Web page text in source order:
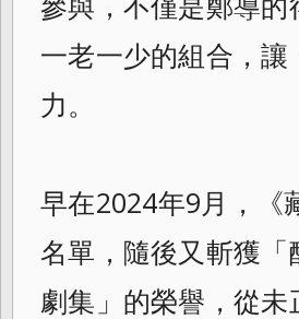
一老一少的組合，
力。
早在2024年9月，《
名單，隨後又斬獲
劇集」的榮譽，從